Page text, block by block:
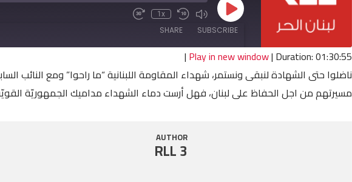
Play
Episode
Mute/Unmute
Episode
Rewind
10
1x
Fast
seconds
SUBSCRIBE
SHARE
RSS FEED
SHARE
LINK
| Play in new window| Duration: 01:30:55
ناضلوا حتى الشهادة لنبقى ونستمر، شهداء المقاومة اللبنانية “ما راحوا” ومع النائب
مسيرتهم من اجل الحفاظ على لبنان، فهل أرست دماء الشهداء مداميك الجمهوريّة
AUTHOR
RLL 3